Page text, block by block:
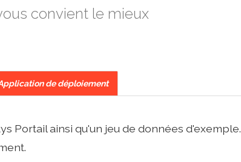
convient le mieux
de déploiement
Portail ainsi qu'un jeu de données d'exemple.